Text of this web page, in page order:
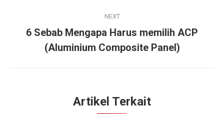
NEXT
Next
post:
6 Sebab Mengapa Harus memilih ACP
(Aluminium Composite Panel)
Artikel Terkait